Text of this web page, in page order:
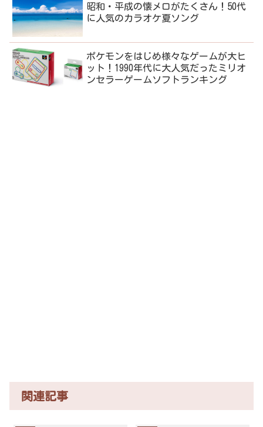
昭和・平成の懐メロがたくさん！50代
に人気のカラオケ夏ソング
ポケモンをはじめ様々なゲームが大ヒ
ット！1990年代に大人気だったミリオ
ンセラーゲームソフトランキング
関連記事